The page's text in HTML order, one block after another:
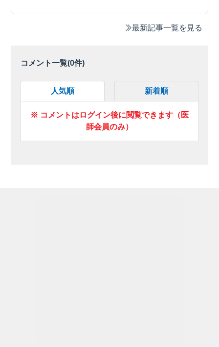
最新記事一覧を見る
コメント一覧(0件)
人気順 新着順
※ コメントはログイン後に閲覧できます（医
師会員のみ）